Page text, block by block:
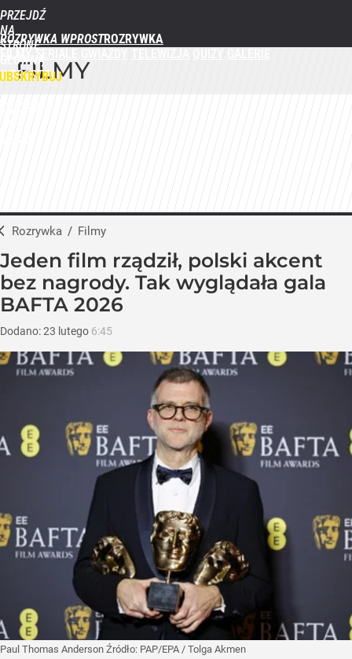
PRZEJDŹ
NA
STRONĘ
GŁÓWNĄ
WPROST.PL
ROZRYWKA WPROST
FILMY
Rozrywka / Filmy
Jeden film rządził, polski akcent
bez nagrody. Tak wyglądała gala
BAFTA 2026
Dodano:23 lutego 6:45
Paul Thomas Anderson Źródło: PAP/EPA / Tolga Akmen